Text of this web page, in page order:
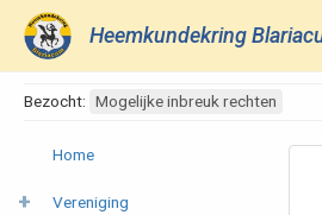
Heemkundekring
Bezocht: Mogelijke inbreuk rechten
Home
Vereniging